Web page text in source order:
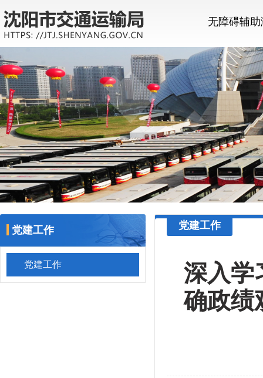
无障碍辅
党建工作
党建工作
党建工作
深入学
确政绩